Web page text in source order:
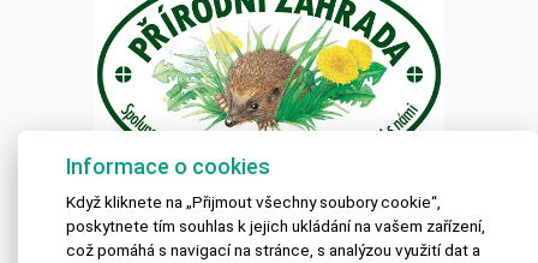
ZŠ a MŠ Nové Veselí 2020 © All Rights Reserved, Created by
CLAVERA s.r.o.
Informace o cookies
Když kliknete na „Přijmout všechny soubory cookie“,
poskytnete tím souhlas k jejich ukládání na vašem zařízení,
což pomáhá s navigací na stránce, s analýzou využití dat a